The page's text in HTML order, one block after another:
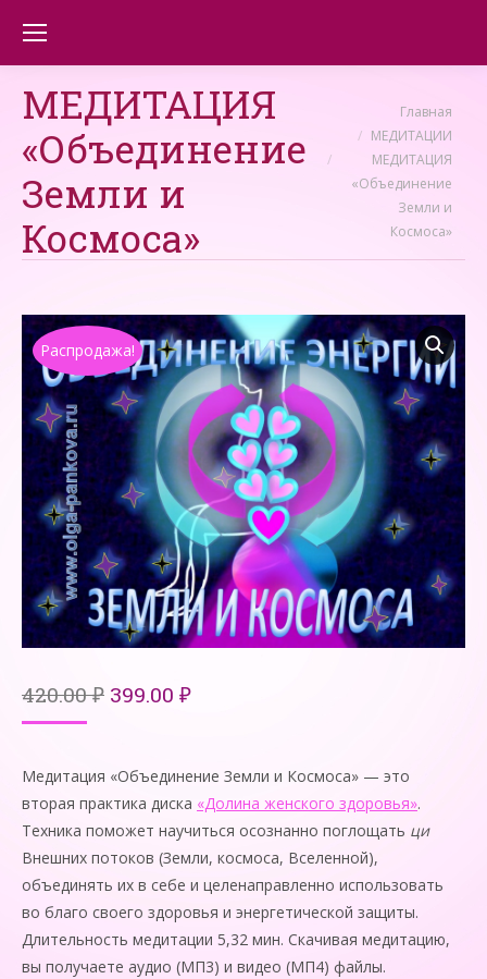
МЕДИТАЦИЯ
«Объединение
Земли и
Космоса»
Главная
МЕДИТАЦИИ
МЕДИТАЦИЯ
«Объединение
Земли и
Космоса»
Распродажа!
420.00₽ Первоначальная
420.00 ₽.
399.00 ₽Текущая
Медитация «Объединение Земли и Космоса» — это
вторая практика диска «Долина женского здоровья».
Техника поможет научиться осознанно поглощать ци
Внешних потоков (Земли, космоса, Вселенной),
объединять их в себе и целенап­равленно использовать
во благо своего здоровья и энергетической защиты.
Длительность медитации 5,32 мин. Скачивая медитацию,
вы получаете аудио (МП3) и видео (МП4) файлы.